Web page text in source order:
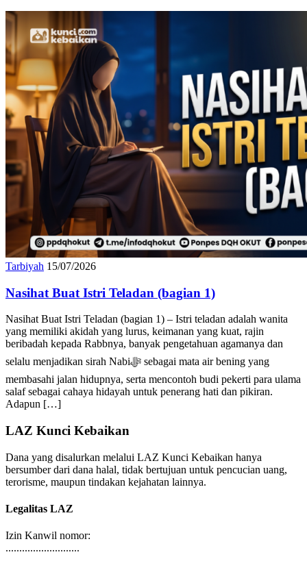
Tarbiyah 15/07/2026
Nasihat Buat Istri Teladan (bagian 1)
Nasihat Buat Istri Teladan (bagian 1) – Istri teladan adalah wanita
yang memiliki akidah yang lurus, keimanan yang kuat, rajin
beribadah kepada Rabbnya, banyak pengetahuan agamanya dan
selalu menjadikan sirah Nabiﷻ sebagai mata air bening yang
membasahi jalan hidupnya, serta mencontoh budi pekerti para ulama
salaf sebagai cahaya hidayah untuk penerang hati dan pikiran.
Adapun […]
LAZ Kunci Kebaikan
Dana yang disalurkan melalui LAZ Kunci Kebaikan hanya
bersumber dari dana halal, tidak bertujuan untuk pencucian uang,
terorisme, maupun tindakan kejahatan lainnya.
Legalitas LAZ
Izin Kanwil nomor:
...........................